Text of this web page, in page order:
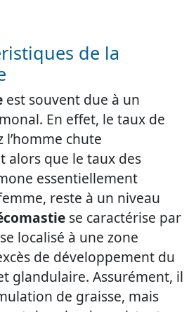
de la
est souvent due à un
En effet, le taux de
chute
alors que le taux des
essentiellement
reste à un niveau
se caractérise par
localisé à une zone
de développement du
glandulaire. Assurément, il
de graisse, mais